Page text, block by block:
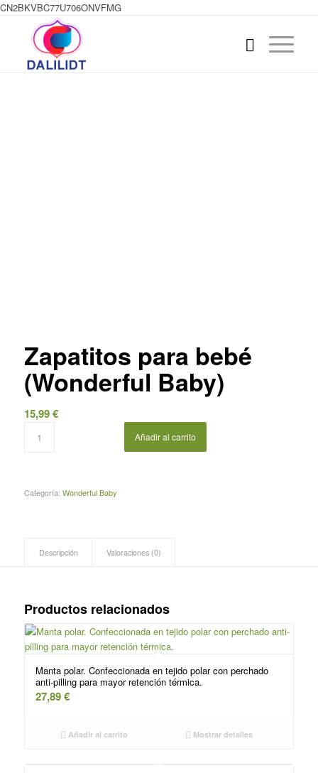
CN2BKVBC77U706ONVFMG
Zapatitos para bebé
(Wonderful Baby)
15,99€
Añadir al carrito
Categoría: Wonderful Baby
Descripción Valoraciones (0)
Productos relacionados
Manta polar. Confeccionada en tejido polar con perchado
anti-pilling para mayor retención térmica.
27,89€
Añadir al carrito Mostrar detalles